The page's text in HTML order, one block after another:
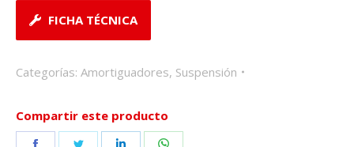
FICHA TÉCNICA
Categorías: Amortiguadores, Suspensión
Compartir este producto
Share
Share
Share